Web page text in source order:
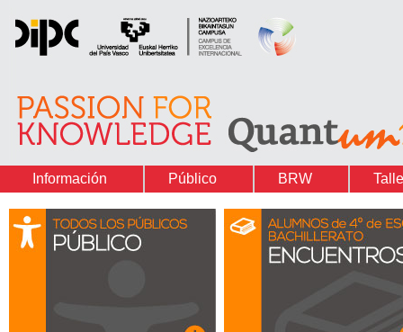
Información Público BRW